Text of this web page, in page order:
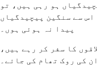
ہو رہی ہیں، تو
اس سے سنگین پیچیدگیاں
پیدا نہ ہوئی ہوں۔
کا سفر کر رہے ہیں،
کی روک تھام کی جائے۔